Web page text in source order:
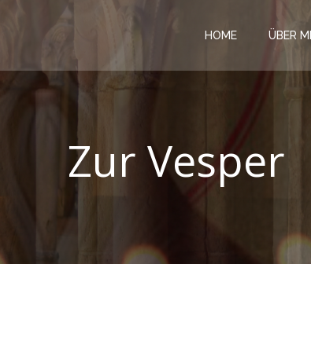
HOME ÜBER
Zur Vesper